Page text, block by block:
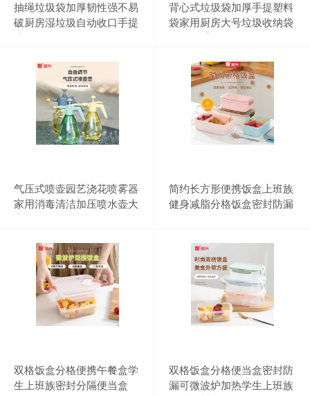
抽绳垃圾袋加厚韧性强不易
破厨房湿垃圾自动收口手提
背心式垃圾袋加厚手提塑料
袋家用厨房大号垃圾收纳袋
气压式喷壶园艺浇花喷雾器
家用消毒清洁加压喷水壶大
简约长方形便携饭盒上班族
健身减脂分格饭盒密封防漏
双格饭盒分格便携午餐盒学
生上班族密封分隔便当盒
双格饭盒分格便当盒密封防
漏可微波炉加热学生上班族